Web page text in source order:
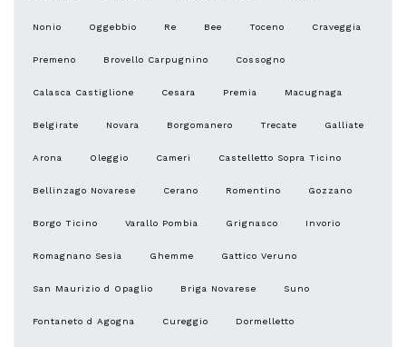
Nonio Oggebbio Re Bee Toceno Craveggia
Premeno Brovello Carpugnino Cossogno
Calasca Castiglione Cesara Premia Macugnaga
Belgirate Novara Borgomanero Trecate Galliate
Arona Oleggio Cameri Castelletto Sopra Ticino
Bellinzago Novarese Cerano Romentino Gozzano
Borgo Ticino Varallo Pombia Grignasco Invorio
Romagnano Sesia Ghemme Gattico Veruno
San Maurizio d Opaglio Briga Novarese Suno
Fontaneto d Agogna Cureggio Dormelletto